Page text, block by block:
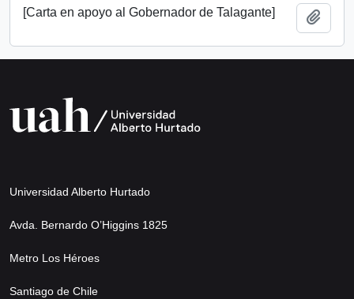
[Carta en apoyo al Gobernador de Talagante]
Universidad Alberto Hurtado
Avda. Bernardo O’Higgins 1825
Metro Los Héroes
Santiago de Chile